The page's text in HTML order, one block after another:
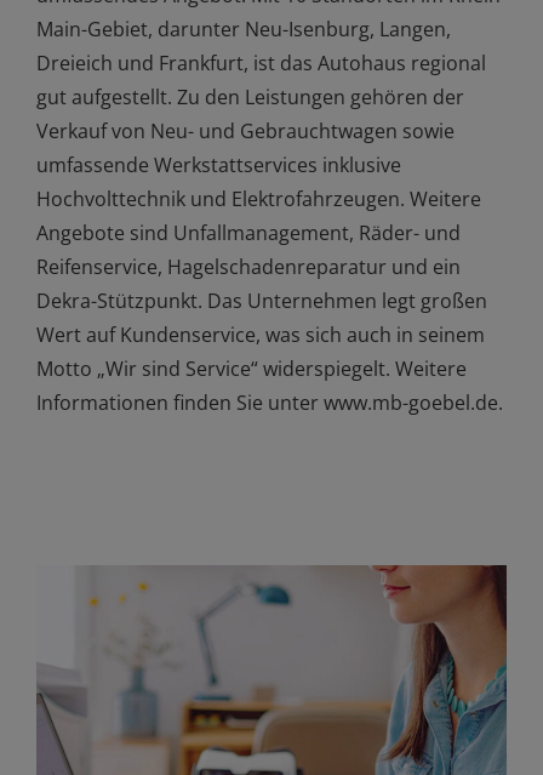
Main-Gebiet, darunter Neu-Isenburg, Langen,
Dreieich und Frankfurt, ist das Autohaus regional
gut aufgestellt. Zu den Leistungen gehören der
Verkauf von Neu- und Gebrauchtwagen sowie
umfassende Werkstattservices inklusive
Hochvolttechnik und Elektrofahrzeugen. Weitere
Angebote sind Unfallmanagement, Räder- und
Reifenservice, Hagelschadenreparatur und ein
Dekra-Stützpunkt. Das Unternehmen legt großen
Wert auf Kundenservice, was sich auch in seinem
Motto „Wir sind Service“ widerspiegelt. Weitere
Informationen finden Sie unter www.mb-goebel.de.